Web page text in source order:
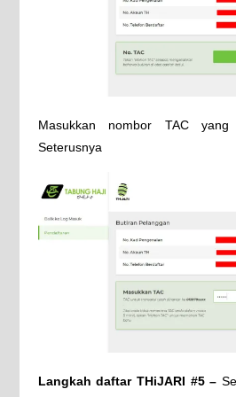
Masukkan nombor TAC
Seterusnya
Langkah daftar THiJARI #5 –